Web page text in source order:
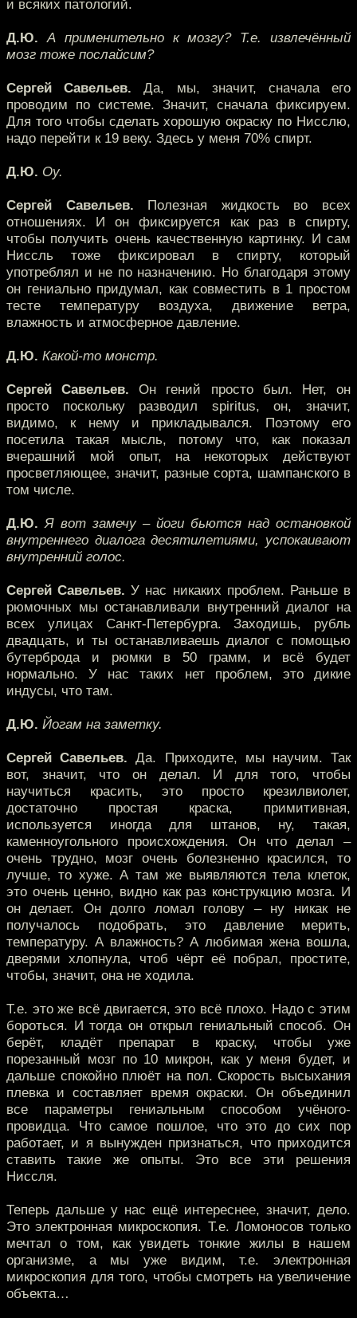
и всяких патологий.
Д.Ю. А применительно к мозгу? Т.е. извлечённый
мозг тоже послайсим?
Сергей Савельев. Да, мы, значит, сначала его
проводим по системе. Значит, сначала фиксируем.
Для того чтобы сделать хорошую окраску по Нисслю,
надо перейти к 19 веку. Здесь у меня 70% спирт.
Д.Ю. Оу.
Сергей Савельев. Полезная жидкость во всех
отношениях. И он фиксируется как раз в спирту,
чтобы получить очень качественную картинку. И сам
Ниссль тоже фиксировал в спирту, который
употреблял и не по назначению. Но благодаря этому
он гениально придумал, как совместить в 1 простом
тесте температуру воздуха, движение ветра,
влажность и атмосферное давление.
Д.Ю. Какой-то монстр.
Сергей Савельев. Он гений просто был. Нет, он
просто поскольку разводил spiritus, он, значит,
видимо, к нему и прикладывался. Поэтому его
посетила такая мысль, потому что, как показал
вчерашний мой опыт, на некоторых действуют
просветляющее, значит, разные сорта, шампанского в
том числе.
Д.Ю. Я вот замечу – йоги бьются над остановкой
внутреннего диалога десятилетиями, успокаивают
внутренний голос.
Сергей Савельев. У нас никаких проблем. Раньше в
рюмочных мы останавливали внутренний диалог на
всех улицах Санкт-Петербурга. Заходишь, рубль
двадцать, и ты останавливаешь диалог с помощью
бутерброда и рюмки в 50 грамм, и всё будет
нормально. У нас таких нет проблем, это дикие
индусы, что там.
Д.Ю. Йогам на заметку.
Сергей Савельев. Да. Приходите, мы научим. Так
вот, значит, что он делал. И для того, чтобы
научиться красить, это просто крезилвиолет,
достаточно простая краска, примитивная,
используется иногда для штанов, ну, такая,
каменноугольного происхождения. Он что делал –
очень трудно, мозг очень болезненно красился, то
лучше, то хуже. А там же выявляются тела клеток,
это очень ценно, видно как раз конструкцию мозга. И
он делает. Он долго ломал голову – ну никак не
получалось подобрать, это давление мерить,
температуру. А влажность? А любимая жена вошла,
дверями хлопнула, чтоб чёрт её побрал, простите,
чтобы, значит, она не ходила.
Т.е. это же всё двигается, это всё плохо. Надо с этим
бороться. И тогда он открыл гениальный способ. Он
берёт, кладёт препарат в краску, чтобы уже
порезанный мозг по 10 микрон, как у меня будет, и
дальше спокойно плюёт на пол. Скорость высыхания
плевка и составляет время окраски. Он объединил
все параметры гениальным способом учёного-
провидца. Что самое пошлое, что это до сих пор
работает, и я вынужден признаться, что приходится
ставить такие же опыты. Это все эти решения
Ниссля.
Теперь дальше у нас ещё интереснее, значит, дело.
Это электронная микроскопия. Т.е. Ломоносов только
мечтал о том, как увидеть тонкие жилы в нашем
организме, а мы уже видим, т.е. электронная
микроскопия для того, чтобы смотреть на увеличение
объекта…